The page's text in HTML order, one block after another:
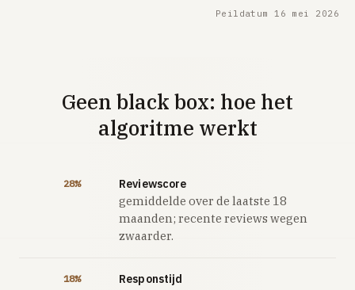
Peildatum 16 mei 2026
Geen black box: hoe het
algoritme werkt
28% Reviewscore
gemiddelde over de laatste 18
maanden; recente reviews wegen
zwaarder.
18% Responstijd